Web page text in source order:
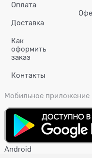
Оплата
Доставка
Как
оформить
заказ
Контакты
Мобильное приложение
Android